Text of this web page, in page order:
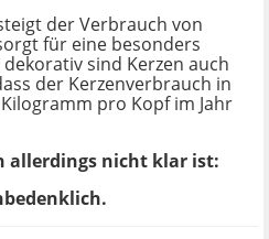
der Verbrauch von
für eine besonders
sind Kerzen auch
der Kerzenverbrauch in
pro Kopf im Jahr
allerdings nicht klar ist: